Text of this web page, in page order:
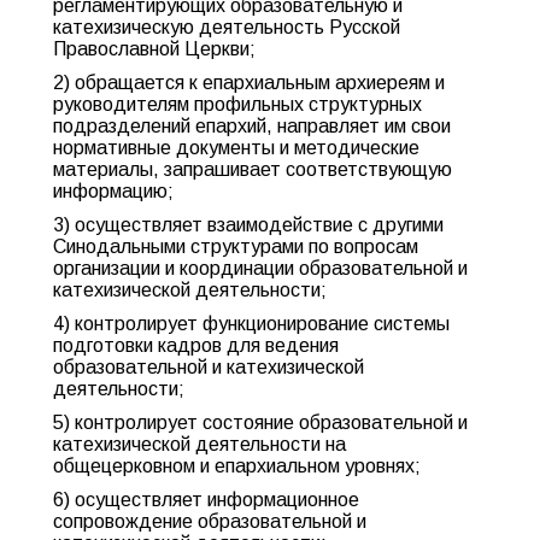
регламентирующих образовательную и
катехизическую деятельность Русской
Православной Церкви;
2) обращается к епархиальным архиереям и
руководителям профильных структурных
подразделений епархий, направляет им свои
нормативные документы и методические
материалы, запрашивает соответствующую
информацию;
3) осуществляет взаимодействие с другими
Синодальными структурами по вопросам
организации и координации образовательной и
катехизической деятельности;
4) контролирует функционирование системы
подготовки кадров для ведения
образовательной и катехизической
деятельности;
5) контролирует состояние образовательной и
катехизической деятельности на
общецерковном и епархиальном уровнях;
6) осуществляет информационное
сопровождение образовательной и